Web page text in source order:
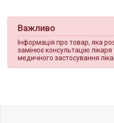
Важливо
Інформація про товар, яка
замінює консультацію лікаря
медичного застосування